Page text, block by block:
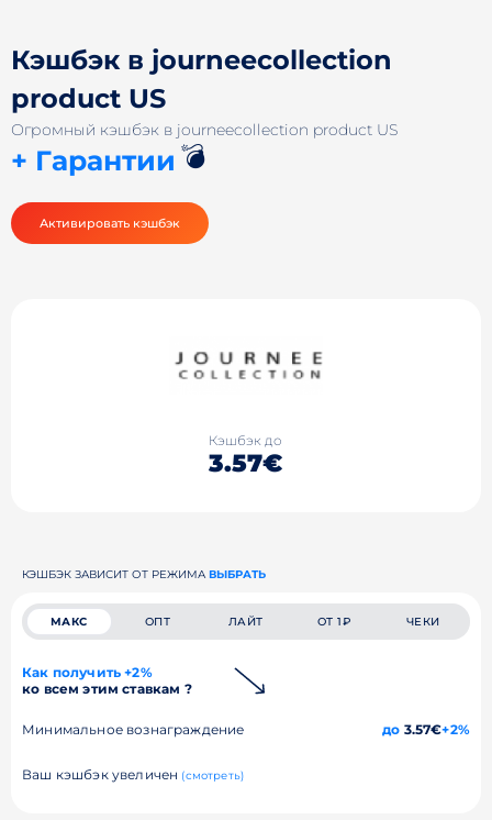
Кэшбэк в journeecollection
product US
Огромный кэшбэк в journeecollection product US
+ Гарантии 💣
Активировать кэшбэк
Кэшбэк до
3.57€
КЭШБЭК ЗАВИСИТ ОТ РЕЖИМА ВЫБРАТЬ
МАКС ОПТ ЛАЙТ ОТ 1₽ ЧЕКИ
Как получить +2%
ко всем этим ставкам ?
Минимальное вознаграждение до 3.57€+2%
Ваш кэшбэк увеличен (смотреть)